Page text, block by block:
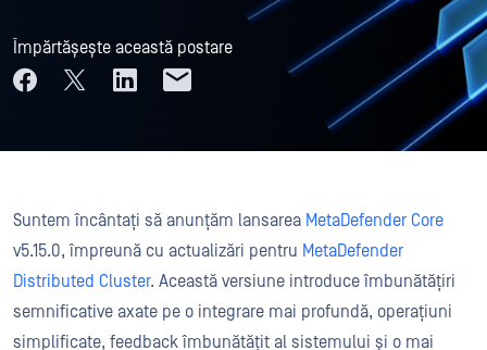
Împărtășește această postare
Suntem încântați să anunțăm lansarea MetaDefender Core
v5.15.0, împreună cu actualizări pentru MetaDefender
Distributed Cluster. Această versiune introduce îmbunătățiri
semnificative axate pe o integrare mai profundă, operațiuni
simplificate, feedback îmbunătățit al sistemului și o mai